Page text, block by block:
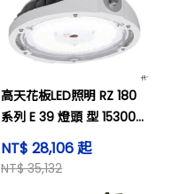
高天花板LED照明 RZ 180
系列 E 39 燈頭 型 15300
流明 及其他
NT$ 28,106 起
NT$ 35,132